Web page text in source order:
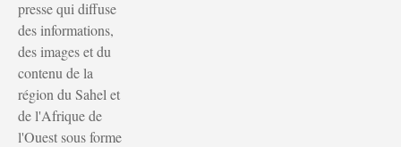
presse qui diffuse
des informations,
des images et du
contenu de la
région du Sahel et
de l'Afrique de
l'Ouest sous forme